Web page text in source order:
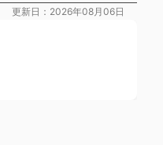
更新日：2026年08月06日